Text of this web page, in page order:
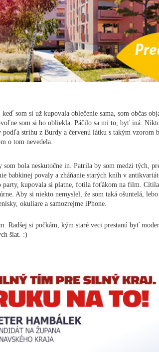
keď som si už kupovala oblečenie sama, som občas
som si ho obliekla. Páčilo sa mi to, byť iná.
podľa strihu z Burdy a červenú látku s takým vzorom
o tom nevedela.
som bola neskutočne in. Patrila by som medzi tých,
babkinej povaly a zháňanie starých kníh v
party, kupovala si platne, fotila foťákom na film.
Aby si niekto nemyslel, že som taká ošuntelá,
okuliare a samozrejme iPhone.
Radšej si počkám, kým staré veci prestanú byť
šiat. :)